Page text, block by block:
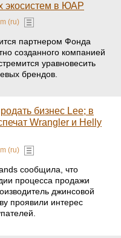
экосистем в ЮАР
(ru)
партнером Фонда
созданного компанией
уравновесить
брендов.
бизнес Lee; в
Wrangler и Helly
(ru)
сообщила, что
процесса продажи
джинсовой
проявили интерес